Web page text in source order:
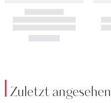
Zuletzt angesehen